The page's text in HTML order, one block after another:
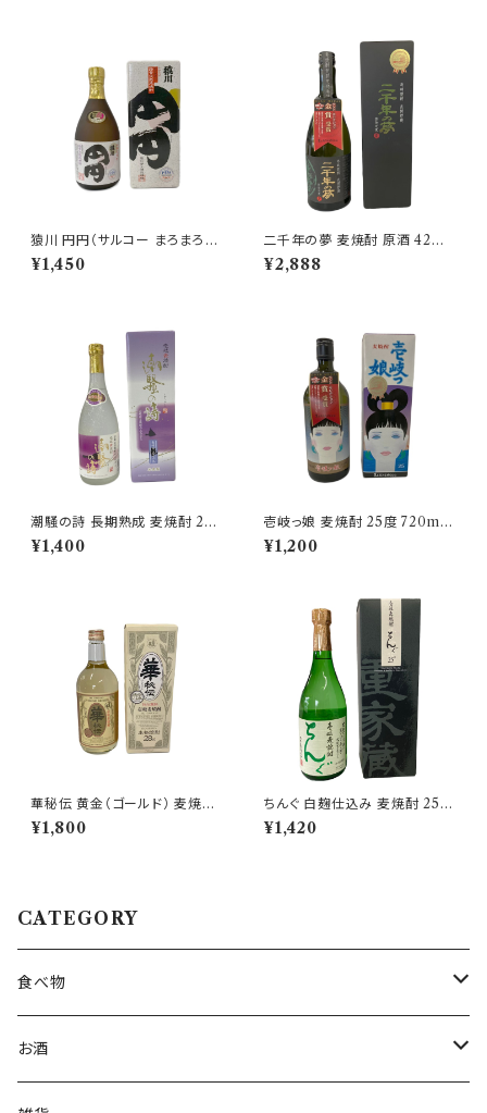
猿川 円円（サルコー まろまろ）
麦焼酎 25度 720ml【猿川伊豆
酒造】
¥1,450
二千年の夢 麦焼酎 原酒 42度
720ml【壱岐の蔵酒造】
¥2,888
潮騒の詩 長期熟成 麦焼酎 25
度 720ml【猿川伊豆酒造】
¥1,400
壱岐っ娘 麦焼酎 25度 720ml
【壱岐の蔵酒造】
¥1,200
華秘伝 黄金（ゴールド） 麦焼酎
28度 720ml【株式会社壱岐の
華】
¥1,800
ちんぐ 白麹仕込み 麦焼酎 25度
720ml【重家酒造】
¥1,420
CATEGORY
食べ物
うに
お酒